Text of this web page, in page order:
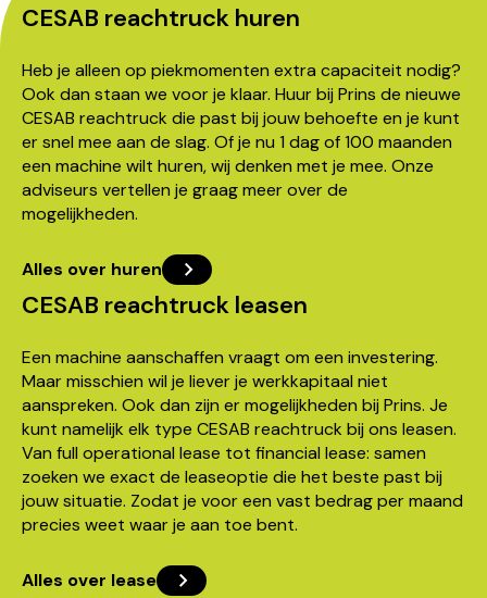
CESAB reachtruck huren
Heb je alleen op piekmomenten extra capaciteit nodig?
Ook dan staan we voor je klaar. Huur bij Prins de nieuwe
CESAB reachtruck die past bij jouw behoefte en je kunt
er snel mee aan de slag. Of je nu 1 dag of 100 maanden
een machine wilt huren, wij denken met je mee. Onze
adviseurs vertellen je graag meer over de
mogelijkheden.
Alles over huren
CESAB reachtruck leasen
Een machine aanschaffen vraagt om een investering.
Maar misschien wil je liever je werkkapitaal niet
aanspreken. Ook dan zijn er mogelijkheden bij Prins. Je
kunt namelijk elk type CESAB reachtruck bij ons leasen.
Van full operational lease tot financial lease: samen
zoeken we exact de leaseoptie die het beste past bij
jouw situatie. Zodat je voor een vast bedrag per maand
precies weet waar je aan toe bent.
Alles over lease